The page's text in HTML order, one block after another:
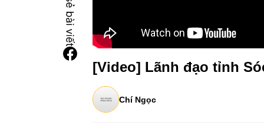
[Video] Lãnh đạo tỉnh
Chí Ngọc